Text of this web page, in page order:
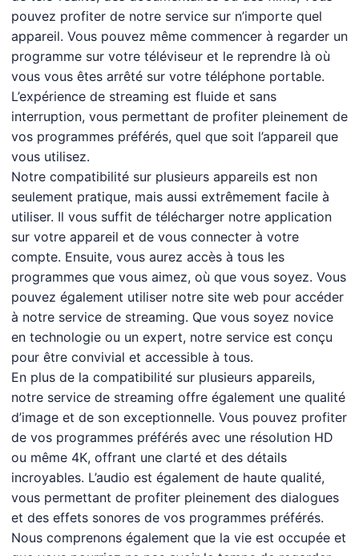
pouvez profiter de notre service sur n’importe quel
appareil. Vous pouvez même commencer à regarder un
programme sur votre téléviseur et le reprendre là où
vous vous êtes arrêté sur votre téléphone portable.
L’expérience de streaming est fluide et sans
interruption, vous permettant de profiter pleinement de
vos programmes préférés, quel que soit l’appareil que
vous utilisez.
Notre compatibilité sur plusieurs appareils est non
seulement pratique, mais aussi extrêmement facile à
utiliser. Il vous suffit de télécharger notre application
sur votre appareil et de vous connecter à votre
compte. Ensuite, vous aurez accès à tous les
programmes que vous aimez, où que vous soyez. Vous
pouvez également utiliser notre site web pour accéder
à notre service de streaming. Que vous soyez novice
en technologie ou un expert, notre service est conçu
pour être convivial et accessible à tous.
En plus de la compatibilité sur plusieurs appareils,
notre service de streaming offre également une qualité
d’image et de son exceptionnelle. Vous pouvez profiter
de vos programmes préférés avec une résolution HD
ou même 4K, offrant une clarté et des détails
incroyables. L’audio est également de haute qualité,
vous permettant de profiter pleinement des dialogues
et des effets sonores de vos programmes préférés.
Nous comprenons également que la vie est occupée et